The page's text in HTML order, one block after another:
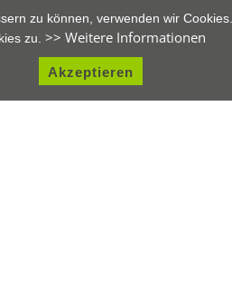
zu können, verwenden wir
zu. >> Weitere Informationen
Akzeptieren